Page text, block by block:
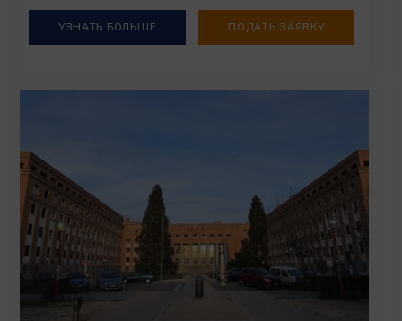
УЗНАТЬ БОЛЬШЕ ПОДАТЬ ЗАЯВКУ